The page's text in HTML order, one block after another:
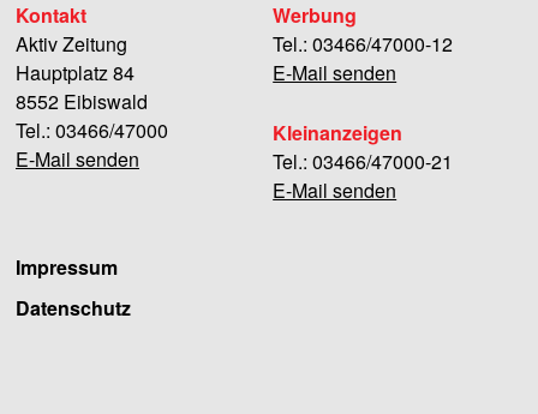
Kontakt
Aktiv Zeitung
Hauptplatz 84
8552 Eibiswald
Tel.: 03466/47000
E-Mail senden
Werbung
Tel.: 03466/47000-12
E-Mail senden
Kleinanzeigen
Tel.: 03466/47000-21
E-Mail senden
Impressum
Datenschutz